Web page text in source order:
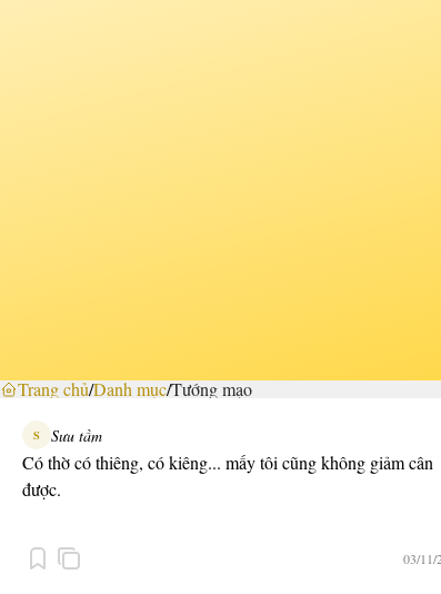
Trang chủ/Danh mục/Tướng mạo
S Sưu tầm
Có thờ có thiêng, có kiêng... mấy tôi cũng không giảm cân
được.
03/11/